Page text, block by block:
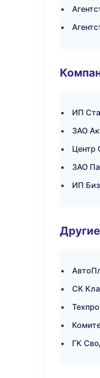
ИП
ЗАО
Центр
ЗАО
ИП
СК
ГК